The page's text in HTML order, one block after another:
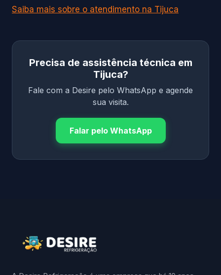
Saiba mais sobre o atendimento na Tijuca
Precisa de assistência técnica em
Tijuca?
Fale com a Desire pelo WhatsApp e agende
sua visita.
Falar pelo WhatsApp